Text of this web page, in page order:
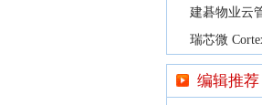
建碁物业云
瑞芯微
编辑推荐